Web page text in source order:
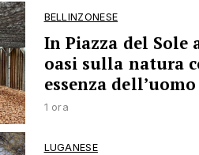
BELLINZONESE
In Piazza del Sole
oasi sulla natura
essenza dell’uomo
1 ora
LUGANESE